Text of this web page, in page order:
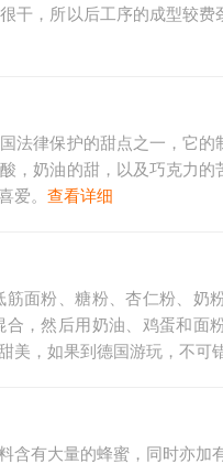
，所以后工序的成型较费
法律保护的甜点之一，它
，奶油的甜，以及巧克力
爱。 查看详细
面粉、糖粉、杏仁粉、奶
，然后用奶油、鸡蛋和面
，如果到德国游玩，不可
有大量的蜂蜜，同时亦加